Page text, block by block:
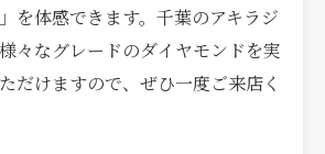
を体感できます。千葉のアキラジ
々なグレードのダイヤモンドを実
だけますので、ぜひ一度ご来店く